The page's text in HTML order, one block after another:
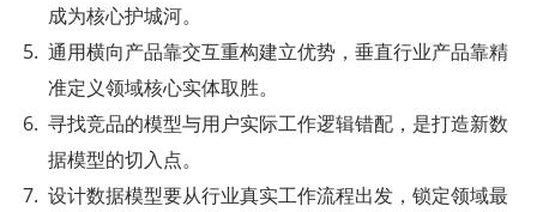
成为核心护城河。
通用横向产品靠交互重构建立优势，垂直行业产品靠精
准定义领域核心实体取胜。
寻找竞品的模型与用户实际工作逻辑错配，是打造新数
据模型的切入点。
设计数据模型要从行业真实工作流程出发，锁定领域最